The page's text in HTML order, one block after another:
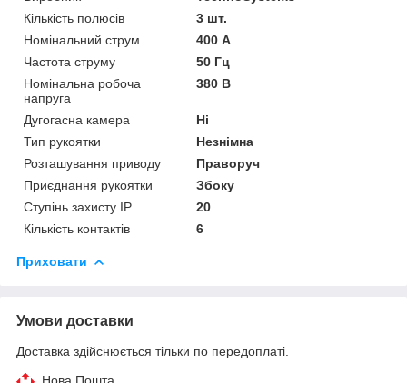
Кількість полюсів
3 шт.
Номінальний струм
400 А
Частота струму
50 Гц
Номінальна робоча
напруга
380 В
Дугогасна камера
Ні
Тип рукоятки
Незнімна
Розташування приводу
Праворуч
Приєднання рукоятки
Збоку
Ступінь захисту IP
20
Кількість контактів
6
Приховати
Умови доставки
Доставка здійснюється тільки по передоплаті.
Нова Пошта